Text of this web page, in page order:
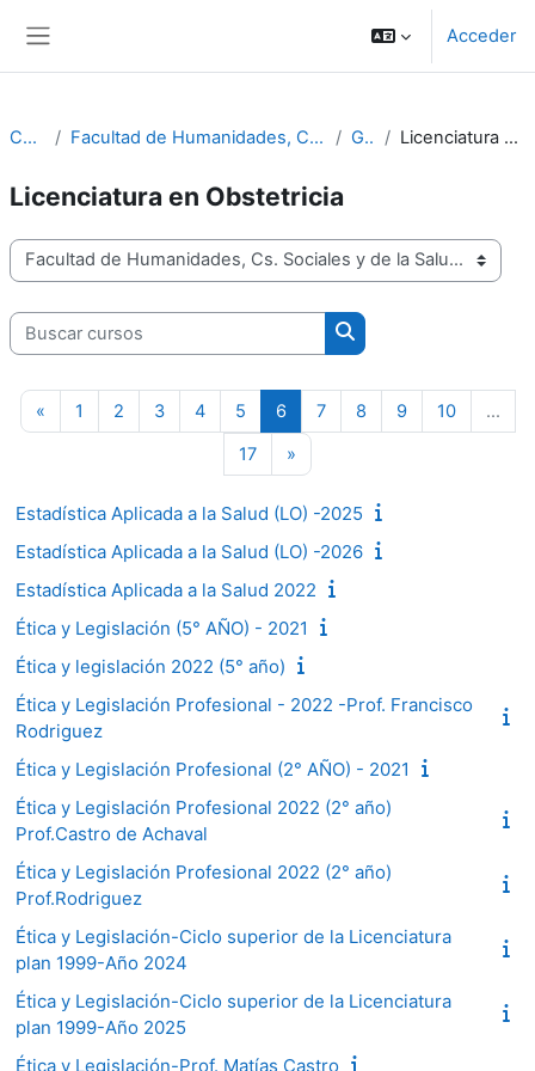
Acceder
Cursos Facultad de Humanidades, Cs. Sociales y de la Salud Grado Licenciatura en Obstetricia
Licenciatura en Obstetricia
Categorías
Buscar cursos
Buscar cursos
«Página anterior
1 Página 1
2Página 2
3Página 3
4Página 4
5Página 5
6Página 6
7Página 7
8Página 8
9Página 9
10Página 10
…
17Página 17
»Siguiente página
Estadística Aplicada a la Salud (LO) -2025
Estadística Aplicada a la Salud (LO) -2026
Estadística Aplicada a la Salud 2022
Ética y Legislación (5° AÑO) - 2021
Ética y legislación 2022 (5° año)
Ética y Legislación Profesional - 2022 -Prof. Francisco
Rodriguez
Ética y Legislación Profesional (2° AÑO) - 2021
Ética y Legislación Profesional 2022 (2° año)
Prof.Castro de Achaval
Ética y Legislación Profesional 2022 (2° año)
Prof.Rodriguez
Ética y Legislación-Ciclo superior de la Licenciatura
plan 1999-Año 2024
Ética y Legislación-Ciclo superior de la Licenciatura
plan 1999-Año 2025
Ética y Legislación-Prof. Matías Castro